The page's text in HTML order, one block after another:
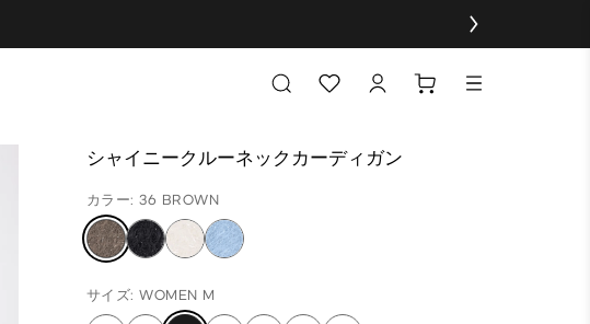
シャイニークルーネックカーディガン
カラー: 36 BROWN
サイズ: WOMEN M